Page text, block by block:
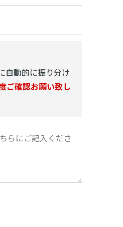
自動的に振り分け
ご確認お願い致し